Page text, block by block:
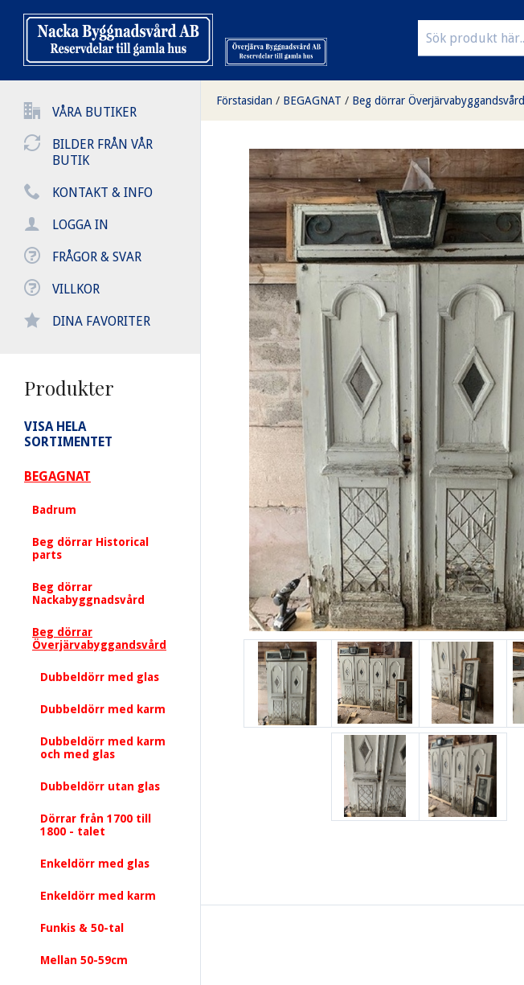
VÅRA BUTIKER
BILDER FRÅN VÅR
BUTIK
KONTAKT & INFO
LOGGA IN
FRÅGOR & SVAR
VILLKOR
DINA FAVORITER
Produkter
VISA HELA
SORTIMENTET
BEGAGNAT
Badrum
Beg dörrar Historical
parts
Beg dörrar
Nackabyggnadsvård
Beg dörrar
Överjärvabyggandsvård
Dubbeldörr med glas
Dubbeldörr med karm
Dubbeldörr med karm
och med glas
Dubbeldörr utan glas
Dörrar från 1700 till
1800 - talet
Enkeldörr med glas
Enkeldörr med karm
Funkis & 50-tal
Mellan 50-59cm
Förstasidan / BEGAGNAT / Beg dörrar Överjärvabyggandsvård